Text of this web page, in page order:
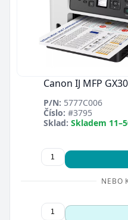
Canon IJ MFP
P/N: 5777C006
Číslo: #3795
Sklad: Skladem
NEBO